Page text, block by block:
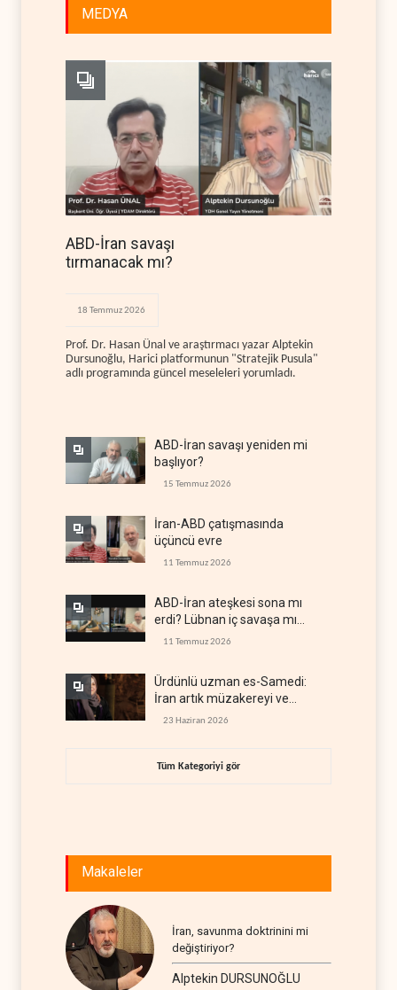
MEDYA
ABD-İran savaşı
tırmanacak mı?
18 Temmuz 2026
Prof. Dr. Hasan Ünal ve araştırmacı yazar Alptekin
Dursunoğlu, Harici platformunun "Stratejik Pusula"
adlı programında güncel meseleleri yorumladı.
ABD-İran savaşı yeniden mi
başlıyor?
15 Temmuz 2026
İran-ABD çatışmasında
üçüncü evre
11 Temmuz 2026
ABD-İran ateşkesi sona mı
erdi? Lübnan iç savaşa mı
gidiyor?
11 Temmuz 2026
Ürdünlü uzman es-Samedi:
İran artık müzakereyi ve
çatışmayı aynı anda yürütüyor
23 Haziran 2026
Tüm Kategoriyi gör
Makaleler
İran, savunma doktrinini mi
değiştiriyor?
Alptekin DURSUNOĞLU